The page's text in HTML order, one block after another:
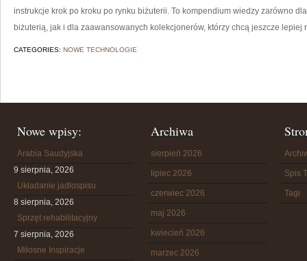
instrukcje krok po kroku po rynku biżuterii. To kompendium wiedzy zarówno
biżuterią, jak i dla zaawansowanych kolekcjonerów, którzy chcą jeszcze lepiej
CATEGORIES: NOWE TECHNOLOGIE
Nowe wpisy:
Arabia Saudyjska
9 sierpnia, 2026
Układanie jadłospisu
8 sierpnia, 2026
Sprzęt rehabilitacyjny
7 sierpnia, 2026
Miłosne Inspiracje
Archiwa
sierpień 2026
lipiec 2026
czerwiec 2026
maj 2026
kwiecień 2026
marzec 2026
Spis
Tagi